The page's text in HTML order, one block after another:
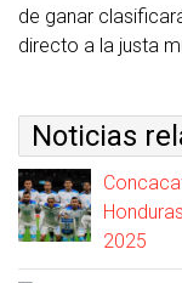
de ganar
directo a la justa
Noticias
2025